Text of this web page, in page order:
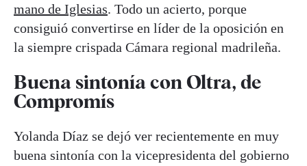
mano de Iglesias. Todo un acierto, porque
consiguió convertirse en líder de la oposición en
la siempre crispada Cámara regional madrileña.
Buena sintonía con Oltra, de
Compromís
Yolanda Díaz se dejó ver recientemente en muy
buena sintonía con la vicepresidenta del gobierno